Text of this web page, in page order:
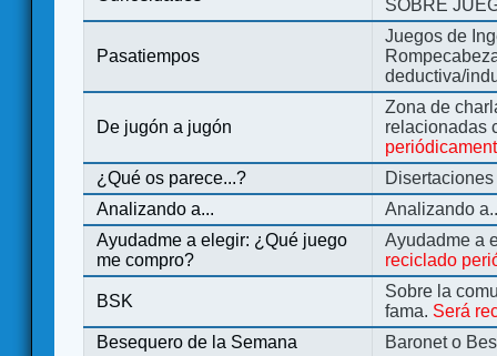
SOBRE
Pasatiempos
Juegos de
deductiva/
De jugón a jugón
Zona de
relacionadas
¿Qué os parece...?
Analizando a...
Analizando
Ayudadme a elegir: ¿Qué juego
me compro?
Ayudadme a
reciclado
BSK
Sobre la
fama. Será
Besequero de la Semana
Baronet o